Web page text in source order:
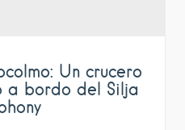
Un crucero
bordo del Silja